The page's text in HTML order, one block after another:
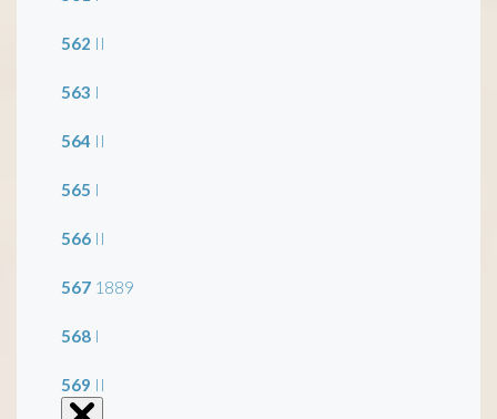
562 II
563 I
564 II
565 I
566 II
567 1889
568 I
569 II